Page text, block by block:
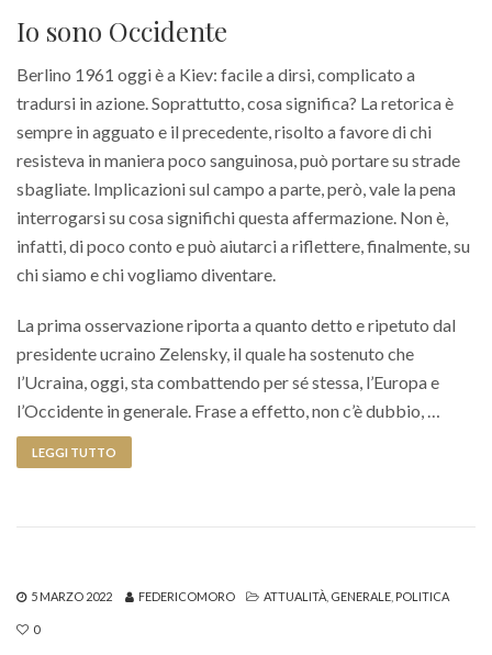
Io sono Occidente
Berlino 1961 oggi è a Kiev: facile a dirsi, complicato a
tradursi in azione. Soprattutto, cosa significa? La retorica è
sempre in agguato e il precedente, risolto a favore di chi
resisteva in maniera poco sanguinosa, può portare su strade
sbagliate. Implicazioni sul campo a parte, però, vale la pena
interrogarsi su cosa significhi questa affermazione. Non è,
infatti, di poco conto e può aiutarci a riflettere, finalmente, su
chi siamo e chi vogliamo diventare.
La prima osservazione riporta a quanto detto e ripetuto dal
presidente ucraino Zelensky, il quale ha sostenuto che
l’Ucraina, oggi, sta combattendo per sé stessa, l’Europa e
l’Occidente in generale. Frase a effetto, non c’è dubbio, …
LEGGI TUTTO
5 MARZO 2022 FEDERICOMORO ATTUALITÀ GENERALE POLITICA
0